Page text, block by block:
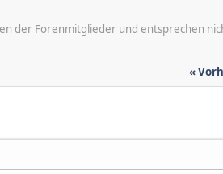
der Forenmitglieder und entsprechen
«